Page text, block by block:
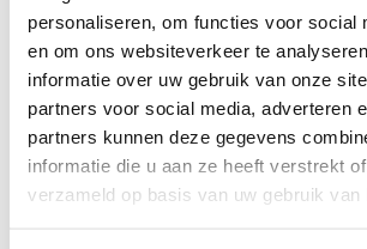
personaliseren, om functies voor social
en om ons websiteverkeer te
informatie over uw gebruik van onze
partners voor social media, adverteren
partners kunnen deze gegevens
informatie die u aan ze heeft verstrekt
verzameld op basis van uw gebruik van
periode eigenlijk niet heel bewust heb
onderging alles. Maar als ik hoor wat zij
zorgen zij zich maakten en hoe mijn
was, kan ik nog wel eens emotioneel
Restschade
Zo’n 1.5 jaar na de behandelingen kreeg